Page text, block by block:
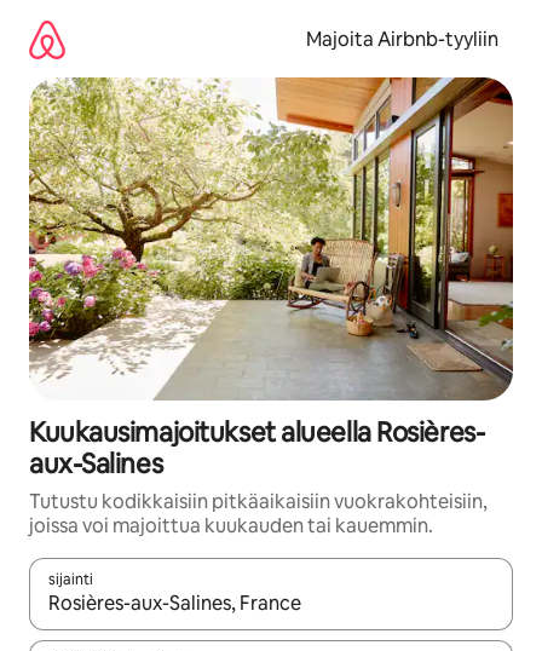
sisältö
väliin
Majoita Airbnb-tyyliin
Kuukausimajoitukset alueella Rosières-
aux-Salines
Tutustu kodikkaisiin pitkäaikaisiin vuokrakohteisiin,
joissa voi majoittua kuukauden tai kauemmin.
sijainti
Kun tulokset ovat saatavilla, navigoi ylös- ja alas-